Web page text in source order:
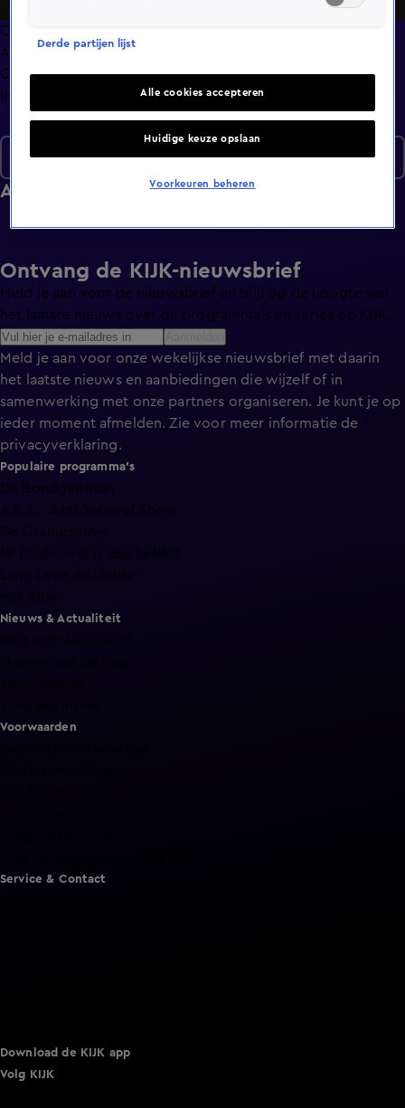
Overzicht
Afleveringen
Clips
Info
Afleveringen
Overtreders
Ontvang de KIJK-nieuwsbrief
Meld je aan voor de nieuwsbrief en blijf op de hoogte van
het laatste nieuws over de programma’s en series op KIJK.
Meld je aan voor onze wekelijkse nieuwsbrief met daarin
het laatste nieuws en aanbiedingen die wijzelf of in
samenwerking met onze partners organiseren. Je kunt je op
ieder moment afmelden. Zie voor meer informatie de
privacyverklaring.
Populaire programma's
De Bondgenoten
A.S.S. - Anti Survival Show
De Oranjezomer
Mi Dushi: wat is dan liefde?
Lang Leve de Liefde
Nieuws & Actualiteit
Voorwaarden
Service & Contact
Download de KIJK app
Volg KIJK
Derde partijen lijst
Alle cookies accepteren
Huidige keuze opslaan
Voorkeuren beheren